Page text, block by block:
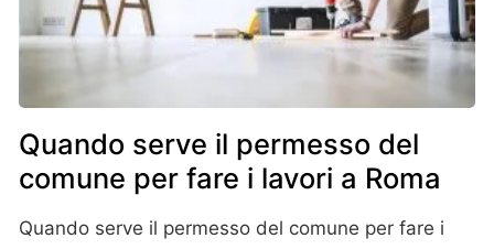
Quando serve il permesso del
comune per fare i lavori a Roma
Quando serve il permesso del comune per fare i